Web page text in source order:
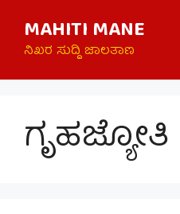
content
MAHITI MANE
ನಿಖರ ಸುದ್ದಿ ಜಾಲತಾಣ
ಗೃಹಜ್ಯೋತಿ